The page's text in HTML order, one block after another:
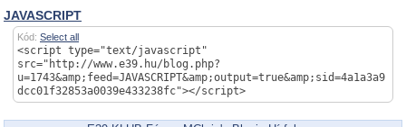
JAVASCRIPT
Kód: Select all
<script type="text/javascript"
src="http://www.e39.hu/blog.php?
u=1743&amp;feed=JAVASCRIPT&amp;output=true&amp;sid=4a1a3a9
dcc01f32853a0039e433238fc"></script>